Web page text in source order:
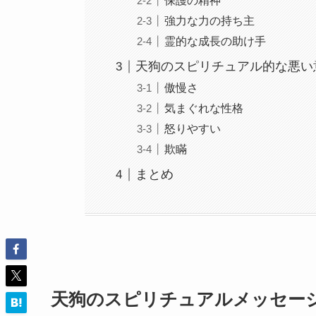
強力な力の持ち主
霊的な成長の助け手
天狗のスピリチュアル的な悪
傲慢さ
気まぐれな性格
怒りやすい
欺瞞
まとめ
天狗のスピリチュアルメッセー